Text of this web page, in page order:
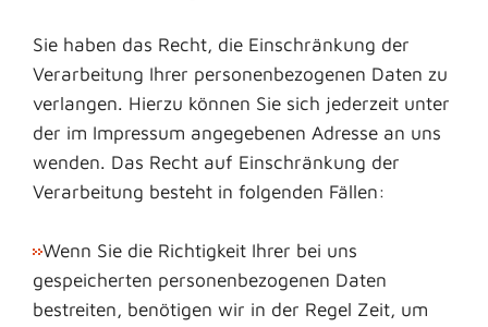
Sie haben das Recht, die Einschränkung der
Verarbeitung Ihrer personenbezogenen Daten zu
verlangen. Hierzu können Sie sich jederzeit unter
der im Impressum angegebenen Adresse an uns
wenden. Das Recht auf Einschränkung der
Verarbeitung besteht in folgenden Fällen:
Wenn Sie die Richtigkeit Ihrer bei uns
gespeicherten personenbezogenen Daten
bestreiten, benötigen wir in der Regel Zeit, um